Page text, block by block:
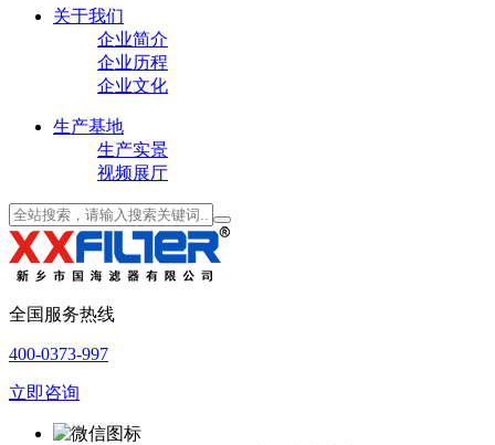
关于我们
企业简介
企业历程
企业文化
生产基地
生产实景
视频展厅
全国服务热线
400-0373-997
立即咨询